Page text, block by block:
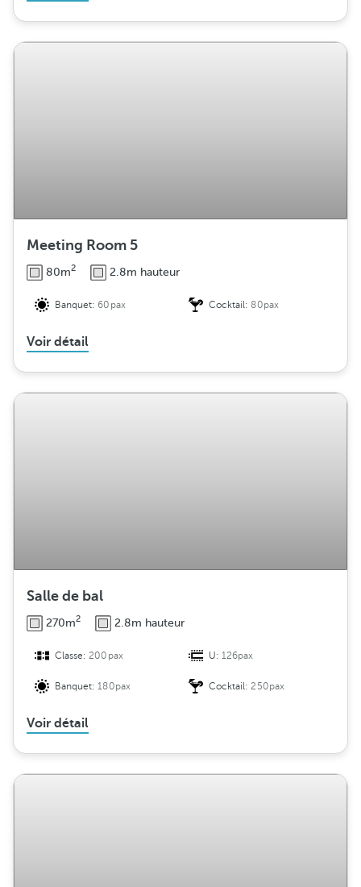
Meeting Room 5
80m2 2.8m hauteur
Banquet:60pax Cocktail:80pax
Voir détail
Salle de bal
270m2 2.8m hauteur
Classe:200pax U:126pax
Banquet:180pax Cocktail:250pax
Voir détail